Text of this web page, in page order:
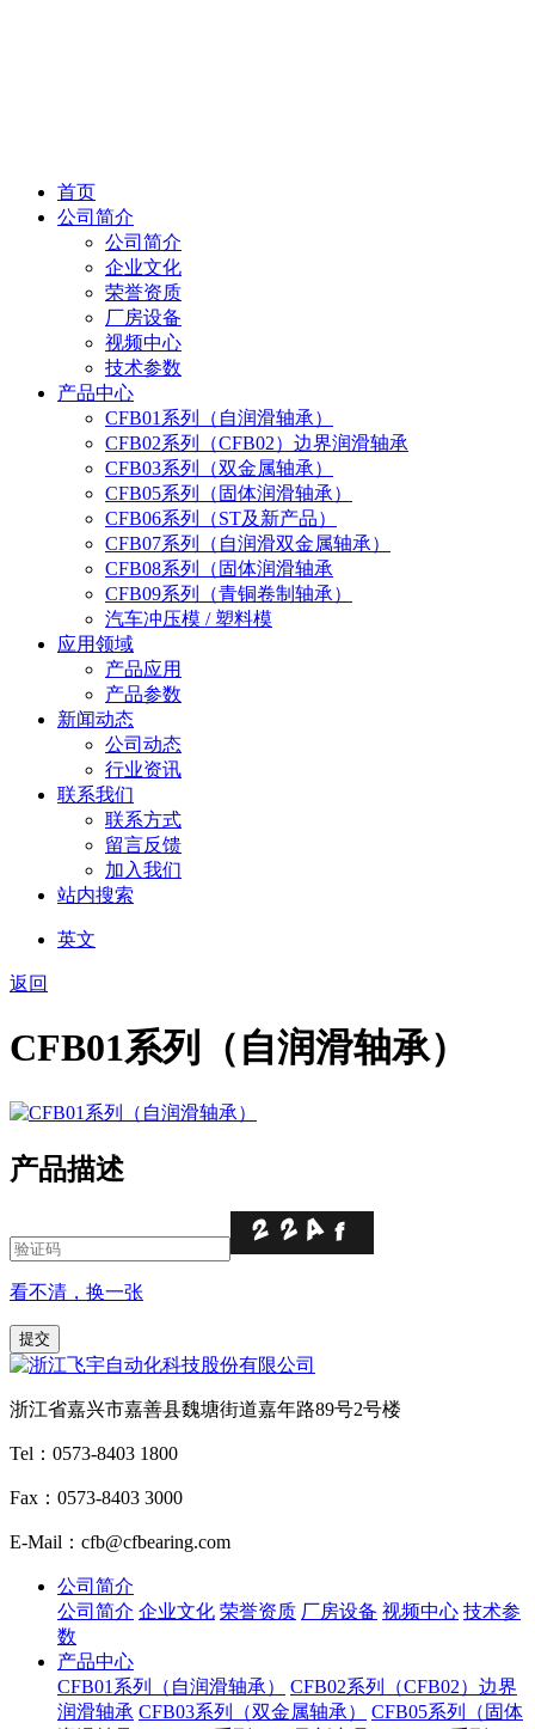
首页
公司简介
公司简介
企业文化
荣誉资质
厂房设备
视频中心
技术参数
产品中心
CFB01系列（自润滑轴承）
CFB02系列（CFB02）边界润滑轴承
CFB03系列（双金属轴承）
CFB05系列（固体润滑轴承）
CFB06系列（ST及新产品）
CFB07系列（自润滑双金属轴承）
CFB08系列（固体润滑轴承
CFB09系列（青铜卷制轴承）
汽车冲压模 / 塑料模
应用领域
产品应用
产品参数
新闻动态
公司动态
行业资讯
联系我们
联系方式
留言反馈
加入我们
站内搜索
英文
返回
CFB01系列（自润滑轴承）
产品描述
看不清，换一张
浙江省嘉兴市嘉善县魏塘街道嘉年路89号2号楼
Tel：0573-8403 1800
Fax：0573-8403 3000
E-Mail：cfb@cfbearing.com
公司简介
公司简介 企业文化 荣誉资质 厂房设备 视频中心 技术参
数
产品中心
CFB01系列（自润滑轴承）
CFB02系列（CFB02）边界
润滑轴承 CFB03系列（双金属轴承）
CFB05系列（固体